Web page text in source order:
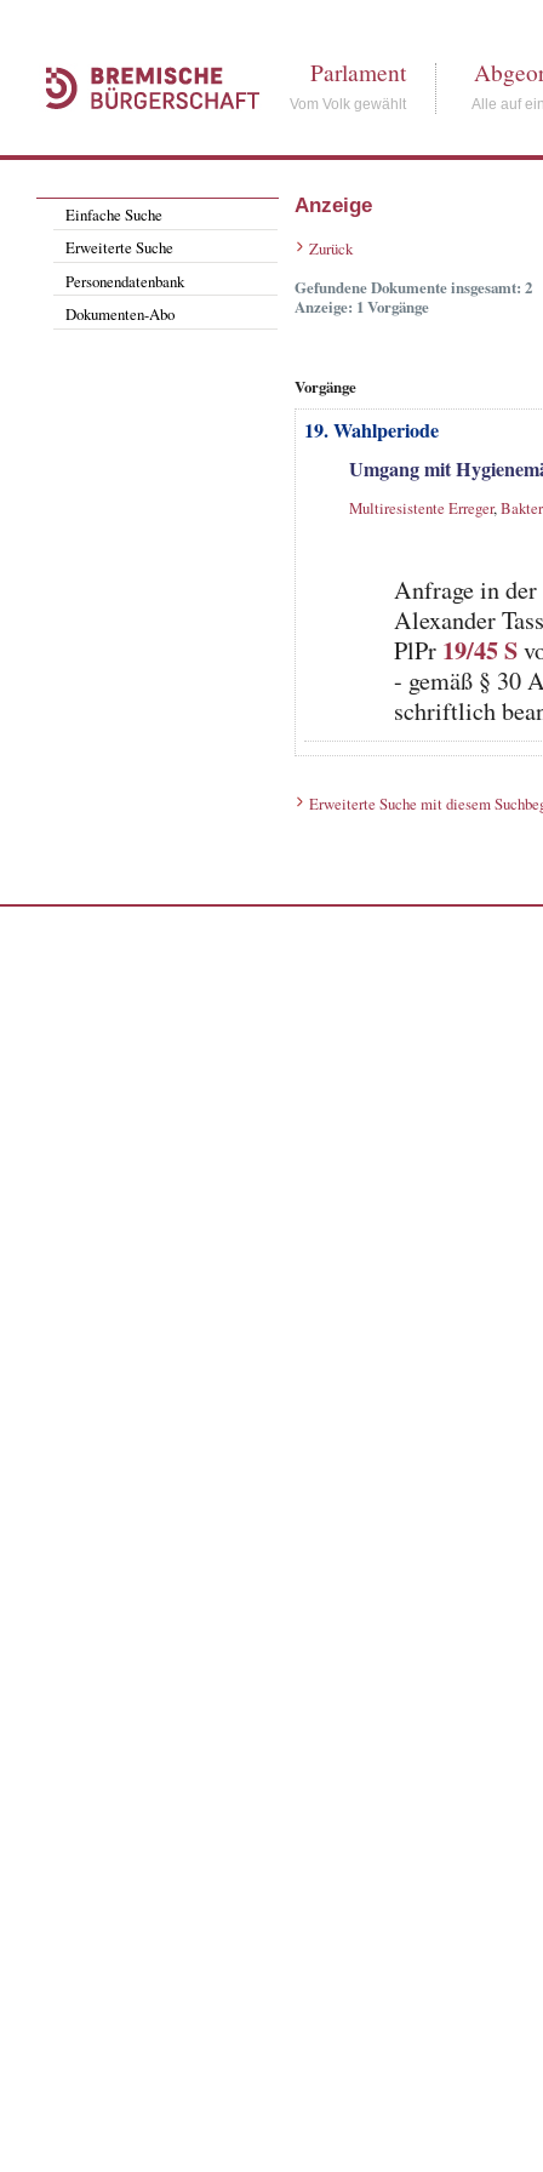
Parlament
Vom Volk gewählt Alle auf
Einfache Suche
Erweiterte Suche
Personendatenbank
Dokumenten-Abo
Anzeige
Zurück
Gefundene Dokumente insgesamt: 2
Anzeige: 1 Vorgänge
Vorgänge
19. Wahlperiode
Umgang mit
Multiresistente Erreger,
Anfrage in
Alexander
PlPr 19/45 S
- gemäß § 30
schriftlich
Erweiterte Suche mit diesem